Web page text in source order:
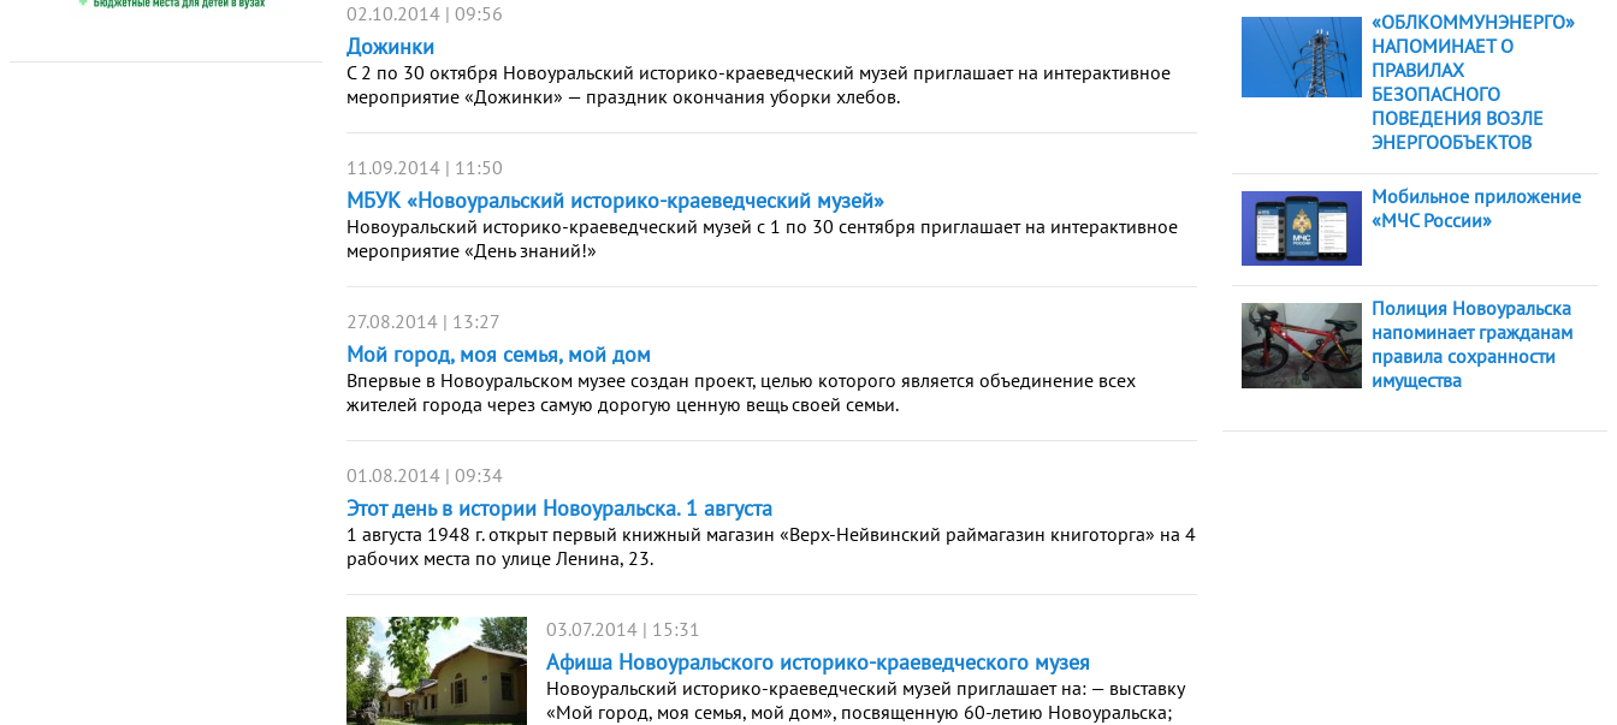
02.10.2014 | 09:56
Дожинки
С 2 по 30 октября Новоуральский историко-краеведческий музей приглашает на интерактивное
мероприятие «Дожинки» — праздник окончания уборки хлебов.
11.09.2014 | 11:50
МБУК «Новоуральский историко-краеведческий музей»
Новоуральский историко-краеведческий музей с 1 по 30 сентября приглашает на интерактивное
мероприятие «День знаний!»
27.08.2014 | 13:27
Мой город, моя семья, мой дом
Впервые в Новоуральском музее создан проект, целью которого является объединение всех
жителей города через самую дорогую ценную вещь своей семьи.
01.08.2014 | 09:34
Этот день в истории Новоуральска. 1 августа
1 августа 1948 г. открыт первый книжный магазин «Верх-Нейвинский раймагазин книготорга» на 4
рабочих места по улице Ленина, 23.
03.07.2014 | 15:31
Афиша Новоуральского историко-краеведческого музея
Новоуральский историко-краеведческий музей приглашает на: — выставку
«Мой город, моя семья, мой дом», посвященную 60-летию Новоуральска;
«ОБЛКОММУНЭНЕРГО»
НАПОМИНАЕТ О
ПРАВИЛАХ
БЕЗОПАСНОГО
ПОВЕДЕНИЯ ВОЗЛЕ
ЭНЕРГООБЪЕКТОВ
Мобильное приложение
«МЧС России»
Полиция Новоуральска
напоминает гражданам
правила сохранности
имущества